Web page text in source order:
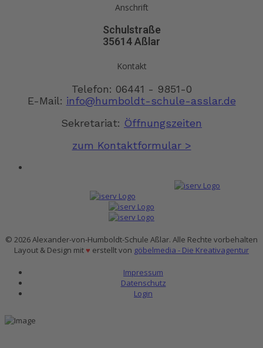
Anschrift
Schulstraße
35614 Aßlar
Kontakt
Telefon: 06441 - 9851-0
E-Mail: info@humboldt-schule-asslar.de
Sekretariat: Öffnungszeiten
zum Kontaktformular >
© 2026 Alexander-von-Humboldt-Schule Aßlar. Alle Rechte vorbehalten
Layout & Design mit♥ erstellt von göbelmedia - Die Kreativagentur
Impressum
Datenschutz
Login